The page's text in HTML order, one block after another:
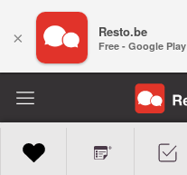
× Resto.be
Free - Google Play